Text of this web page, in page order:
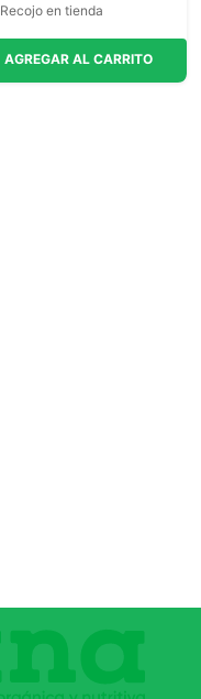
Recojo en tienda
AGREGAR AL CARRITO